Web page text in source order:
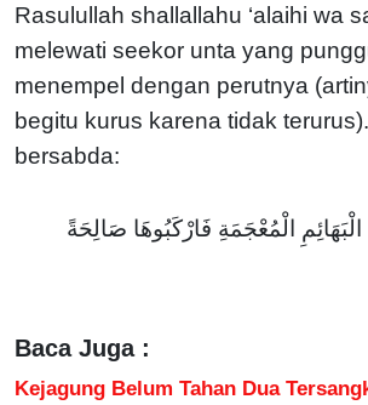
Rasulullah shallallahu ‘alaihi wa
melewati seekor unta yang
menempel dengan perutnya
begitu kurus karena tidak
bersabda:
الْمُعْجَمَةِ فَارْكَبُوهَا صَالِحَةً
Baca Juga :
Kejagung Belum Tahan Dua